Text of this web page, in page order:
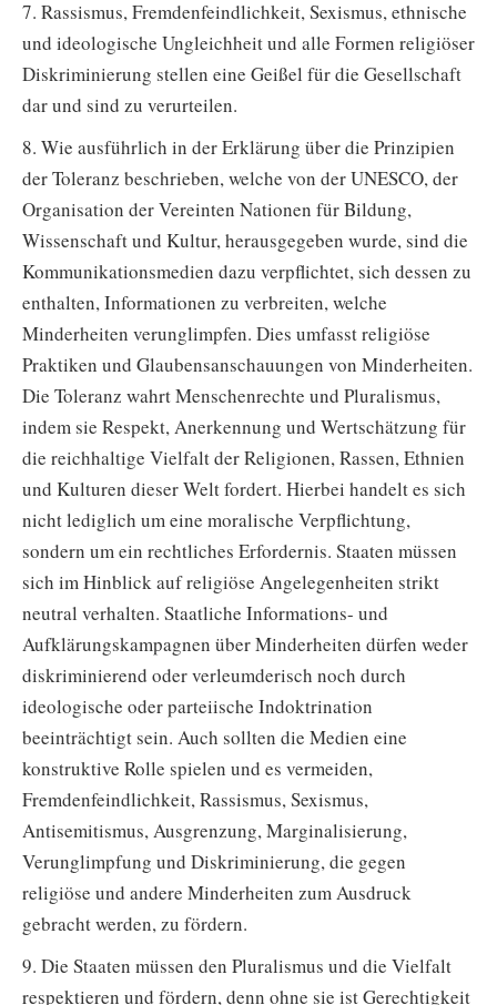
7. Rassismus, Fremdenfeindlichkeit, Sexismus, ethnische
und ideologische Ungleichheit und alle Formen religiöser
Diskriminierung stellen eine Geißel für die Gesellschaft
dar und sind zu verurteilen.
8. Wie ausführlich in der Erklärung über die Prinzipien
der Toleranz beschrieben, welche von der UNESCO, der
Organisation der Vereinten Nationen für Bildung,
Wissenschaft und Kultur, herausgegeben wurde, sind die
Kommunikationsmedien dazu verpflichtet, sich dessen zu
enthalten, Informationen zu verbreiten, welche
Minderheiten verunglimpfen. Dies umfasst religiöse
Praktiken und Glaubensanschauungen von Minderheiten.
Die Toleranz wahrt Menschenrechte und Pluralismus,
indem sie Respekt, Anerkennung und Wertschätzung für
die reichhaltige Vielfalt der Religionen, Rassen, Ethnien
und Kulturen dieser Welt fordert. Hierbei handelt es sich
nicht lediglich um eine moralische Verpflichtung,
sondern um ein rechtliches Erfordernis. Staaten müssen
sich im Hinblick auf religiöse Angelegenheiten strikt
neutral verhalten. Staatliche Informations- und
Aufklärungskampagnen über Minderheiten dürfen weder
diskriminierend oder verleumderisch noch durch
ideologische oder parteiische Indoktrination
beeinträchtigt sein. Auch sollten die Medien eine
konstruktive Rolle spielen und es vermeiden,
Fremdenfeindlichkeit, Rassismus, Sexismus,
Antisemitismus, Ausgrenzung, Marginalisierung,
Verunglimpfung und Diskriminierung, die gegen
religiöse und andere Minderheiten zum Ausdruck
gebracht werden, zu fördern.
9. Die Staaten müssen den Pluralismus und die Vielfalt
respektieren und fördern, denn ohne sie ist Gerechtigkeit